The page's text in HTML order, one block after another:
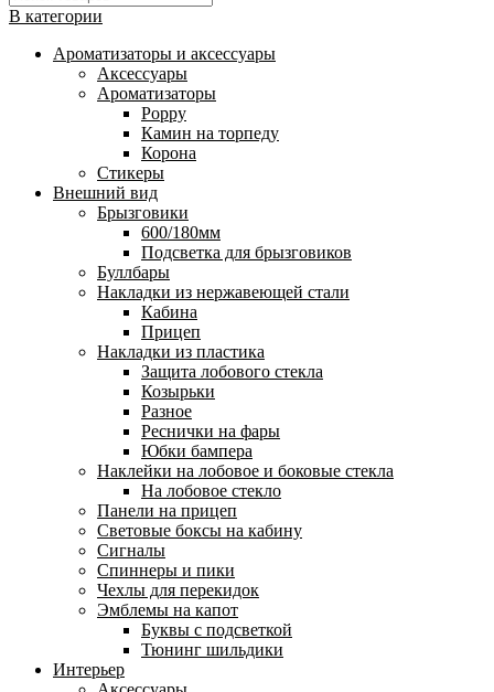
В категории
Ароматизаторы и аксессуары
Аксессуары
Ароматизаторы
Poppy
Камин на торпеду
Корона
Стикеры
Внешний вид
Брызговики
600/180мм
Подсветка для брызговиков
Буллбары
Накладки из нержавеющей стали
Кабина
Прицеп
Накладки из пластика
Защита лобового стекла
Козырьки
Разное
Реснички на фары
Юбки бампера
Наклейки на лобовое и боковые стекла
На лобовое стекло
Панели на прицеп
Световые боксы на кабину
Сигналы
Спиннеры и пики
Чехлы для перекидок
Эмблемы на капот
Буквы с подсветкой
Тюнинг шильдики
Интерьер